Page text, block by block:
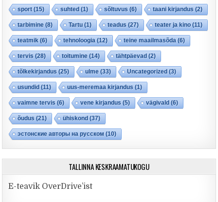
sport(15) suhted (1) sõltuvus (6) taani kirjandus (2)
tarbimine (8) Tartu (1) teadus (27) teater ja kino (11)
teatmik (6) tehnoloogia (12) teine maailmasõda (6)
tervis (28) toitumine (14) tähtpäevad (2)
tõlkekirjandus (25) ulme (33) Uncategorized (3)
usundid (11) uus-meremaa kirjandus (1)
vaimne tervis (6) vene kirjandus (5) vägivald (6)
õudus (21) ühiskond (37)
эстонские авторы на русском (10)
TALLINNA KESKRAAMATUKOGU
E-teavik OverDrive’ist